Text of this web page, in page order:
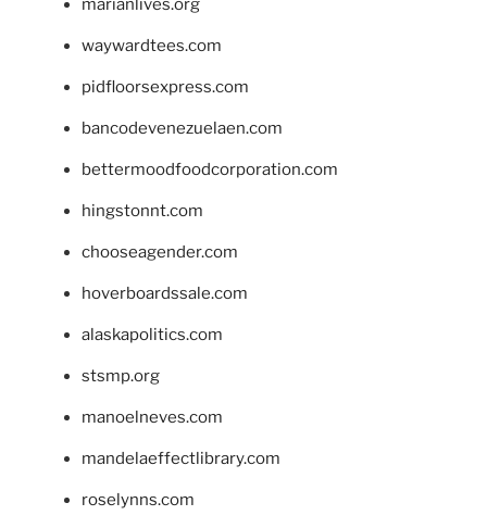
marianlives.org
waywardtees.com
pidfloorsexpress.com
bancodevenezuelaen.com
bettermoodfoodcorporation.com
hingstonnt.com
chooseagender.com
hoverboardssale.com
alaskapolitics.com
stsmp.org
manoelneves.com
mandelaeffectlibrary.com
roselynns.com